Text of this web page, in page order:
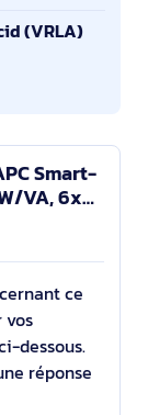
(VRLA)
Smart-
VA, 6x
ce
vos
dessous.
réponse